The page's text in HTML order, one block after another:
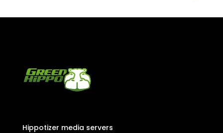
Hippotizer media servers